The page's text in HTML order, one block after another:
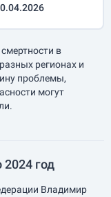
в
регионах и
проблемы,
могут
2024 год
Владимир